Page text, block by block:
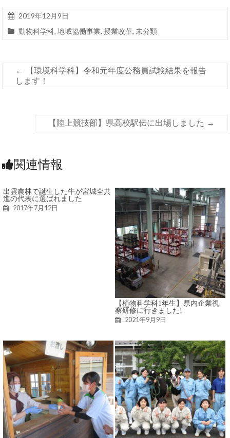
2019年12月9日
動物科学科,地域協働事業,授業改革, 未分類
←
【環境科学科】令和元年度公務員試験結果を報告
します！
【陸上競技部】県高校駅伝に出場しました →
関連情報
出雲農林で誕生した牛が宮城全共
進の代表に選ばれました
2017年7月12日
【植物科学科1年生】県内企業視
察研修に行きました!
2021年9月9日